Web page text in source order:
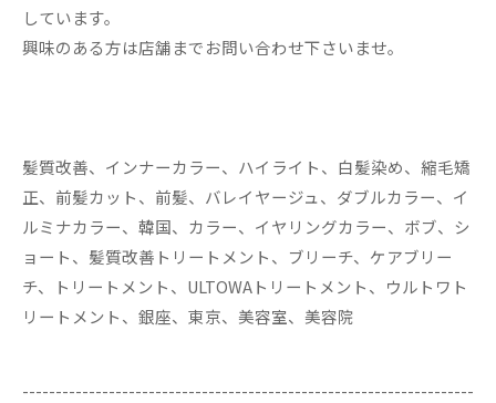
しています。
興味のある方は店舗までお問い合わせ下さいませ。
髪質改善、インナーカラー、ハイライト、白髪染め、縮毛矯
正、前髪カット、前髪、バレイヤージュ、ダブルカラー、イ
ルミナカラー、韓国、カラー、イヤリングカラー、ボブ、シ
ョート、髪質改善トリートメント、ブリーチ、ケアブリー
チ、トリートメント、ULTOWAトリートメント、ウルトワト
リートメント、銀座、東京、美容室、美容院
--------------------------------------------------------------------